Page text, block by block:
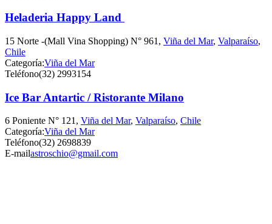
Heladeria Happy Land
15 Norte -(Mall Vina Shopping) N° 961, Viña del Mar, Valparaíso,
Chile
Categoría:Viña del Mar
Teléfono(32) 2993154
Ice Bar Antartic / Ristorante Milano
6 Poniente N° 121, Viña del Mar, Valparaíso, Chile
Categoría:Viña del Mar
Teléfono(32) 2698839
E-mailastroschio@gmail.com